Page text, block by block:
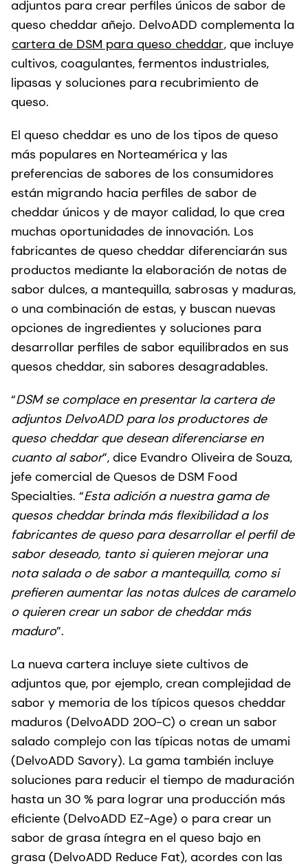
adjuntos para crear perfiles únicos de sabor de
queso cheddar añejo. DelvoADD complementa la
cartera de DSM para queso cheddar, que incluye
cultivos, coagulantes, fermentos industriales,
lipasas y soluciones para recubrimiento de
queso.
El queso cheddar es uno de los tipos de queso
más populares en Norteamérica y las
preferencias de sabores de los consumidores
están migrando hacia perfiles de sabor de
cheddar únicos y de mayor calidad, lo que crea
muchas oportunidades de innovación. Los
fabricantes de queso cheddar diferenciarán sus
productos mediante la elaboración de notas de
sabor dulces, a mantequilla, sabrosas y maduras,
o una combinación de estas, y buscan nuevas
opciones de ingredientes y soluciones para
desarrollar perfiles de sabor equilibrados en sus
quesos cheddar, sin sabores desagradables.
“DSM se complace en presentar la cartera de
adjuntos DelvoADD para los productores de
queso cheddar que desean diferenciarse en
cuanto al sabor”, dice Evandro Oliveira de Souza,
jefe comercial de Quesos de DSM Food
Specialties. “Esta adición a nuestra gama de
quesos cheddar brinda más flexibilidad a los
fabricantes de queso para desarrollar el perfil de
sabor deseado, tanto si quieren mejorar una
nota salada o de sabor a mantequilla, como si
prefieren aumentar las notas dulces de caramelo
o quieren crear un sabor de cheddar más
maduro”.
La nueva cartera incluye siete cultivos de
adjuntos que, por ejemplo, crean complejidad de
sabor y memoria de los típicos quesos cheddar
maduros (DelvoADD 200-C) o crean un sabor
salado complejo con las típicas notas de umami
(DelvoADD Savory). La gama también incluye
soluciones para reducir el tiempo de maduración
hasta un 30 % para lograr una producción más
eficiente (DelvoADD EZ-Age) o para crear un
sabor de grasa íntegra en el queso bajo en
grasa (DelvoADD Reduce Fat), acordes con las